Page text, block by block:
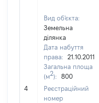
4
Вид об'єкта:
Земельна
ділянка
Дата набуття
права:
21.10.2011
Загальна площа
(м2):
800
Реєстраційний
номер